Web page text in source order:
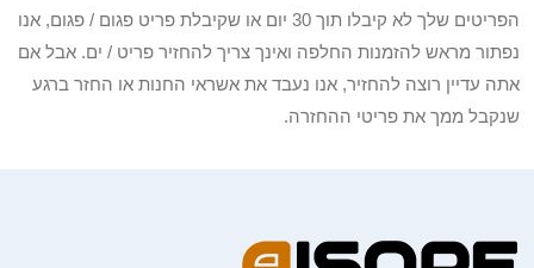
הפריטים שלך לא קיבלו תוך 30 יום או שקיבלת פריט פגום / פגום, אנו
נפתור מראש להזמנות החלפה ואינך צריך להחזיר פריט / ים. אבל אם
אתה עדיין רוצה להחזיר, אנו נעבד את אשראי החנות או החזר ברגע
שנקבל ממך את פריטי ההחזרה.